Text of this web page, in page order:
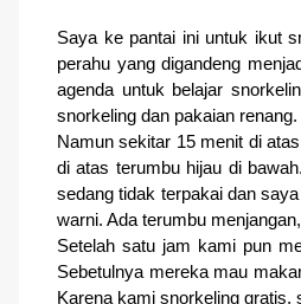
Saya ke pantai ini untuk ikut
perahu yang digandeng
agenda untuk belajar
snorkeling dan pakaian
Namun sekitar 15 menit di
di atas terumbu hijau di
sedang tidak terpakai dan
warni. Ada terumbu
Setelah satu jam kami pun
Sebetulnya mereka mau
Karena kami snorkeling